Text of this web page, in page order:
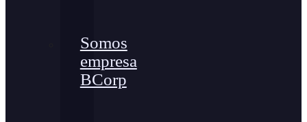
Somos
empresa
BCorp